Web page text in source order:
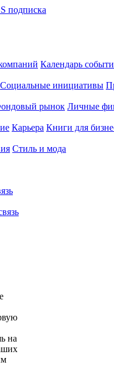
подписка
Календарь
Социальные инициативы
рынок Личные
Карьера Книги для
Стиль и мода
на